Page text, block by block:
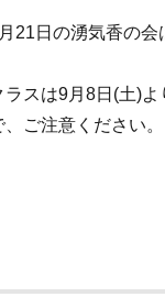
21日の湧気香の会
ラスは9月8日(土)
、ご注意ください。